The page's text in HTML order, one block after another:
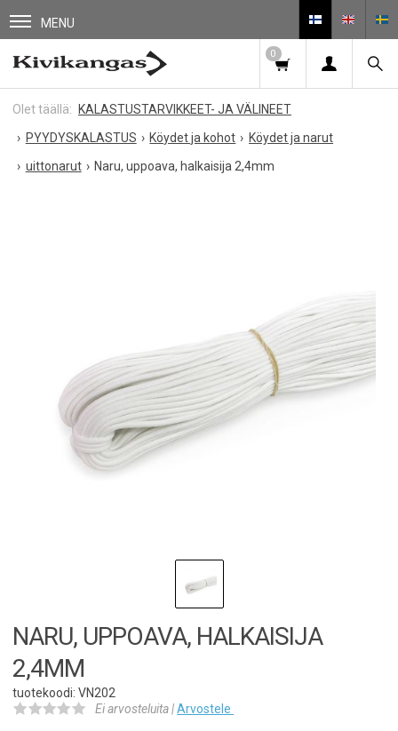
MENU
0
KALASTUSTARVIKKEET- JA VÄLINEET
PYYDYSKALASTUS
Köydet ja kohot
Köydet ja narut
uittonarut
Naru, uppoava, halkaisija 2,4mm
NARU, UPPOAVA, HALKAISIJA
2,4MM
tuotekoodi: VN202
Ei arvosteluita |Arvostele